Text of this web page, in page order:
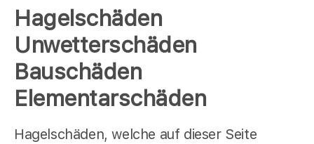
Hagelschäden
Unwetterschäden
Bauschäden
Elementarschäden
Hagelschäden, welche auf dieser Seite